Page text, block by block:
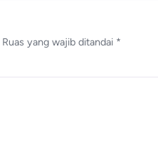
Ruas yang wajib ditandai *